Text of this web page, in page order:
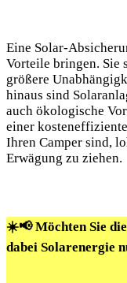
Eine ⁣Solar-
Vorteile bringen. Sie
größere
hinaus sind⁣
auch ökologische
‍einer
Ihren Camper⁤ sind,
⁢Erwägung zu ziehen.
☀️📢 Möchten Sie
dabei Solarenergie